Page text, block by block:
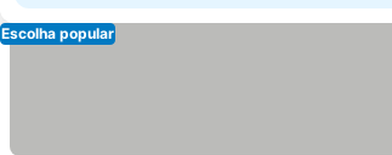
Escolha popular